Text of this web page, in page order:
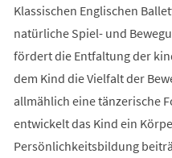
Klassischen Englischen
natürliche Spiel- und
fördert die Entfaltung der
dem Kind die Vielfalt der
allmählich eine tänzerische
entwickelt das Kind ein
Persönlichkeitsbildung